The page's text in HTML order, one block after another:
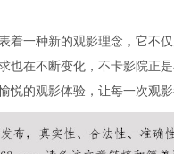
着一种新的观影理念，它不
也在不断变化，不卡影院正
悦的观影体验，让每一次观影